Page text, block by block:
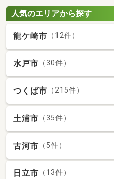
人気のエリアから探す
龍ケ崎市 （12件）
水戸市 （30件）
つくば市 （215件）
土浦市 （35件）
古河市 （5件）
日立市 （13件）